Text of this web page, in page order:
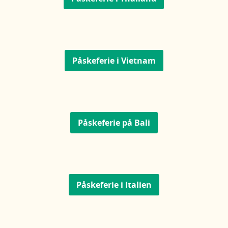
Påskeferie i Vietnam
Påskeferie på Bali
Påskeferie i Italien